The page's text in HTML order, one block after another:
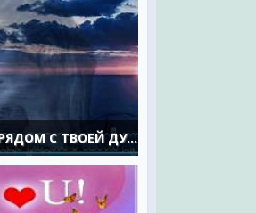
МОЁ СЕРДЦЕ РЯДОМ С ТВОЕЙ ДУШОЙ